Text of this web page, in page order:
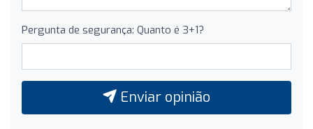
Pergunta de segurança: Quanto é 3+1?
Enviar opinião